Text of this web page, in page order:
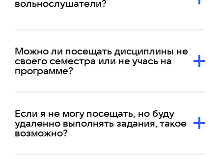
вольнослушатели?
Можно ли посещать дисциплины не
своего семестра или не учась на
программе?
Если я не могу посещать, но буду
удаленно выполнять задания, такое
возможно?